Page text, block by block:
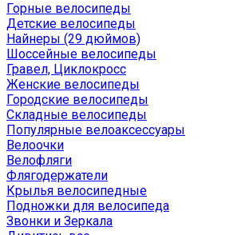
Горные велосипеды
Детские велосипеды
Найнеры (29 дюймов)
Шоссейные велосипеды
Гравел, Циклокросс
Женские велосипеды
Городcкие велосипеды
Складные велосипеды
Популярные велоаксессуары
Велоочки
Велофляги
Флягодержатели
Крылья велосипедные
Подножки для велосипеда
Звонки и Зеркала